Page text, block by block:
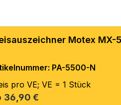
Motex MX-
PA-5500-N
pro VE; VE = 1 Stück
Preis:
36,90 €